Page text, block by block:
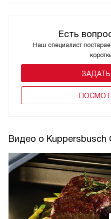
Есть
Наш специалист
Видео о Kuppersbusch